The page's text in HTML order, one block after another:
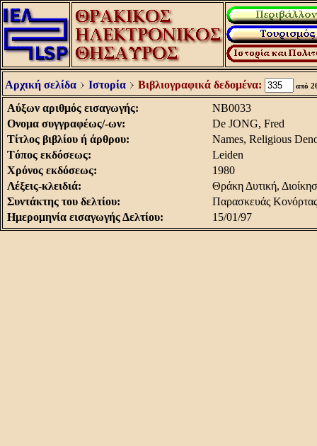
Αρχική σελίδα Ιστορία Βιβλιογραφικά δεδομένα: από
Aύξων αριθμός εισαγωγής:
NB0033
Oνομα συγγραφέως/-ων:
De JONG, Fred
Tίτλος βιβλίου ή άρθρου:
Names, Religious
Tόπος εκδόσεως:
Leiden
Xρόνος εκδόσεως:
1980
Λέξεις-κλειδιά:
Θράκη Δυτική,
Συντάκτης του δελτίου:
Παρασκευάς Κονόρτας
Hμερομηνία εισαγωγής Δελτίου:
15/01/97